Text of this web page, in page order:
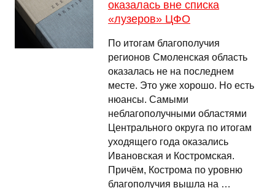
оказалась вне списка
«лузеров» ЦФО
По итогам благополучия
регионов Смоленская область
оказалась не на последнем
месте. Это уже хорошо. Но есть
нюансы. Самыми
неблагополучными областями
Центрального округа по итогам
уходящего года оказались
Ивановская и Костромская.
Причём, Кострома по уровню
благополучия вышла на …